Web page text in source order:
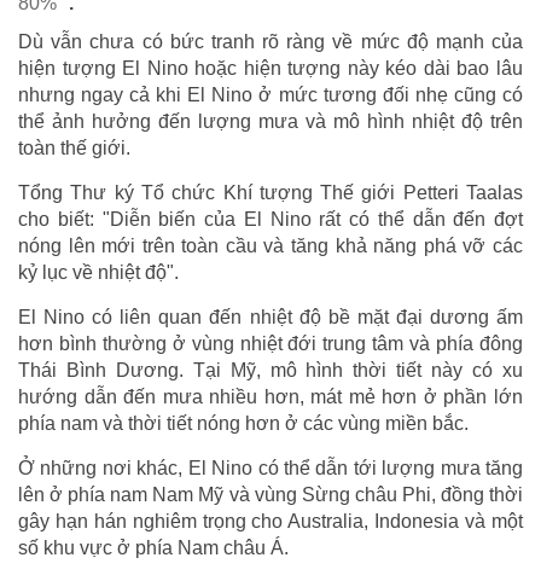
Dù vẫn chưa có bức tranh rõ ràng về mức độ mạnh của
hiện tượng El Nino hoặc hiện tượng này kéo dài bao lâu
nhưng ngay cả khi El Nino ở mức tương đối nhẹ cũng có
thể ảnh hưởng đến lượng mưa và mô hình nhiệt độ trên
toàn thế giới.
Tổng Thư ký Tổ chức Khí tượng Thế giới Petteri Taalas
cho biết: "Diễn biến của El Nino rất có thể dẫn đến đợt
nóng lên mới trên toàn cầu và tăng khả năng phá vỡ các
kỷ lục về nhiệt độ".
El Nino có liên quan đến nhiệt độ bề mặt đại dương ấm
hơn bình thường ở vùng nhiệt đới trung tâm và phía đông
Thái Bình Dương. Tại Mỹ, mô hình thời tiết này có xu
hướng dẫn đến mưa nhiều hơn, mát mẻ hơn ở phần lớn
phía nam và thời tiết nóng hơn ở các vùng miền bắc.
Ở những nơi khác, El Nino có thể dẫn tới lượng mưa tăng
lên ở phía nam Nam Mỹ và vùng Sừng châu Phi, đồng thời
gây hạn hán nghiêm trọng cho Australia, Indonesia và một
số khu vực ở phía Nam châu Á.